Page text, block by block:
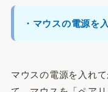
・マウスの電源を
マウスの電源を入れ